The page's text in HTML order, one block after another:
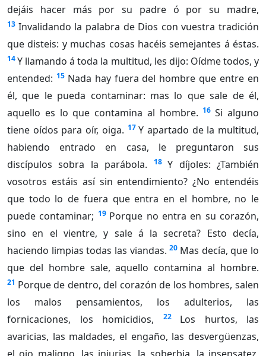
dejáis hacer más por su padre ó por su madre,
13 Invalidando la palabra de Dios con vuestra tradición
que disteis: y muchas cosas hacéis semejantes á éstas.
14Y llamando á toda la multitud, les dijo: Oídme todos, y
entended: 15 Nada hay fuera del hombre que entre en
él, que le pueda contaminar: mas lo que sale de él,
aquello es lo que contamina al hombre. 16 Si alguno
tiene oídos para oír, oiga. 17 Y apartado de la multitud,
habiendo entrado en casa, le preguntaron sus
discípulos sobra la parábola.
18 Y díjoles: ¿También
vosotros estáis así sin entendimiento? ¿No entendéis
que todo lo de fuera que entra en el hombre, no le
puede contaminar; 19 Porque no entra en su corazón,
sino en el vientre, y sale á la secreta? Esto decía,
haciendo limpias todas las viandas. 20 Mas decía, que lo
que del hombre sale, aquello contamina al hombre.
21 Porque de dentro, del corazón de los hombres, salen
los malos pensamientos, los adulterios, las
fornicaciones, los homicidios,
22
Los hurtos, las
avaricias, las maldades, el engaño, las desvergüenzas,